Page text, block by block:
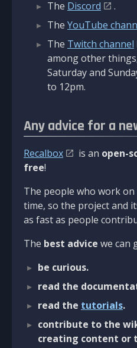
The Discord
.
The YouTube
The Twitch channel
among other
Saturday and
to 12pm.
Any advice for a
Recalbox is an open-
free!
The people who work
time, so the project and
as fast as people
The best advice we can
be curious.
read the
read the tutorials.
contribute to the
creating content or